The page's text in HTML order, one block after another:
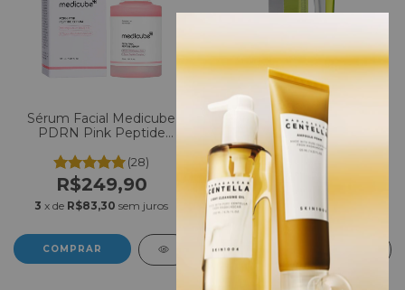
Sérum Facial Medicube
PDRN Pink Peptide
(28)
R$249,90
3 x de R$83,30 sem juros
Retinal Shot Celimax The
Vita-A Tightening Booster
15ml
R$219,00
3 x deR$73,00 sem juros